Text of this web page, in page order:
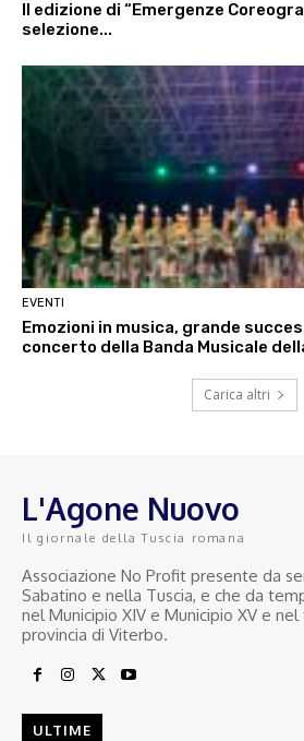
II edizione di “Emergenze
selezione...
EVENTI
Emozioni in musica, grande
concerto della Banda Musicale
Carica altri
L'Agone Nuovo
Il giornale della Tuscia romana
Associazione No Profit presente da
Sabatino e nella Tuscia, e che da
nel Municipio XIV e Municipio XV e
provincia di Viterbo.
ULTIME